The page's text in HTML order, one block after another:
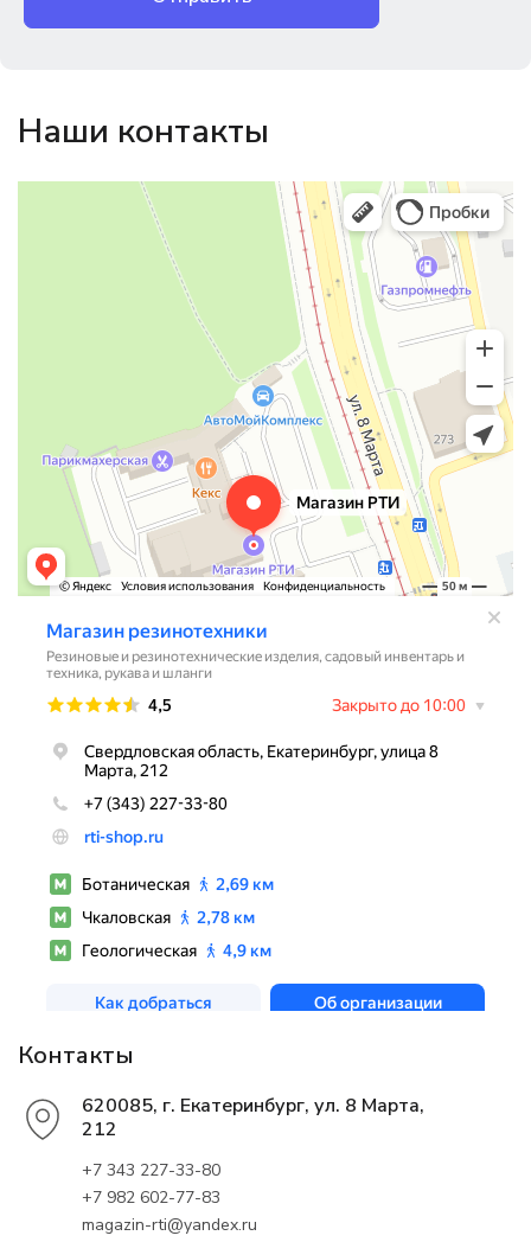
Наши контакты
Магазин резинотехники
Резиновые и резинотехнические изделия в Екатеринбурге
Садовый инвентарь и техника в Екатеринбурге
Контакты
620085, г. Екатеринбург, ул. 8 Марта,
212
+7 343 227-33-80
+7 982 602-77-83
magazin-rti@yandex.ru